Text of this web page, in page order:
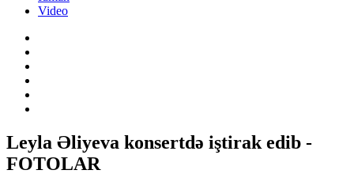
Video
Leyla Əliyeva konsertdə iştirak edib -
FOTOLAR